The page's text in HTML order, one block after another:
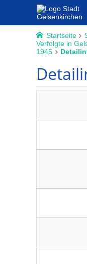
Startseite
Verfolgte in
1945